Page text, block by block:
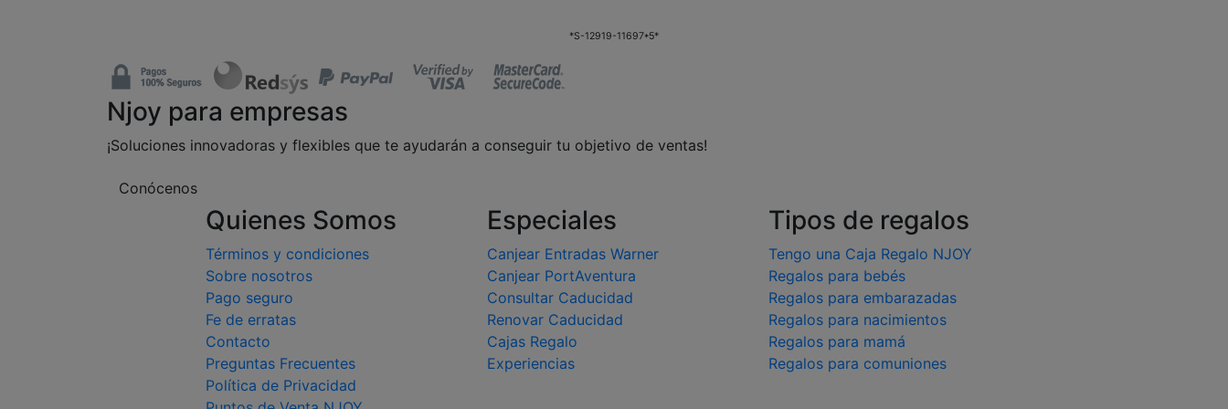
*S-12919-11697*5*
Njoy para empresas
¡Soluciones innovadoras y flexibles que te ayudarán a conseguir tu objetivo de ventas!
Conócenos
Quienes Somos
Términos y condiciones
Sobre nosotros
Pago seguro
Fe de erratas
Contacto
Preguntas Frecuentes
Política de Privacidad
Especiales
Canjear Entradas Warner
Canjear PortAventura
Consultar Caducidad
Renovar Caducidad
Cajas Regalo
Experiencias
Tipos de regalos
Tengo una Caja Regalo NJOY
Regalos para bebés
Regalos para embarazadas
Regalos para nacimientos
Regalos para mamá
Regalos para comuniones